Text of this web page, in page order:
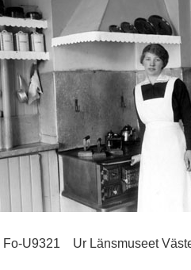
Fo-U9321 Ur Länsmuseet